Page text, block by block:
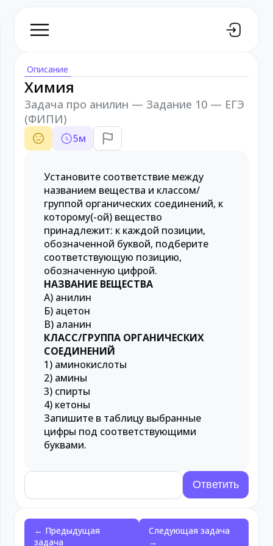
Описание
Химия
Задача про анилин — Задание 10 — ЕГЭ
(ФИПИ)
5м
Установите соответствие между
названием вещества и классом/
группой органических соединений, к
которому(-ой) вещество
принадлежит: к каждой позиции,
обозначенной буквой, подберите
соответствующую позицию,
обозначенную цифрой.
НАЗВАНИЕ ВЕЩЕСТВА
А) анилин
Б) ацетон
В) аланин
КЛАСС/ГРУППА ОРГАНИЧЕСКИХ
СОЕДИНЕНИЙ
1) аминокислоты
2) амины
3) спирты
4) кетоны
Запишите в таблицу выбранные
цифры под соответствующими
буквами.
← Предыдущая
задача
Следующая задача
→